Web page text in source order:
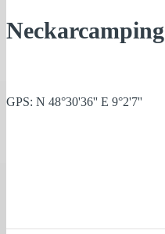
GPS: N 48°30'36'' E 9°2'7''